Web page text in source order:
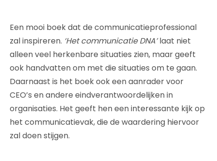
Een mooi boek dat de communicatieprofessional
zal inspireren. ‘Het communicatie DNA’laat niet
alleen veel herkenbare situaties zien, maar geeft
ook handvatten om met die situaties om te gaan.
Daarnaast is het boek ook een aanrader voor
CEO’s en andere eindverantwoordelijken in
organisaties. Het geeft hen een interessante kijk op
het communicatievak, die de waardering hiervoor
zal doen stijgen.